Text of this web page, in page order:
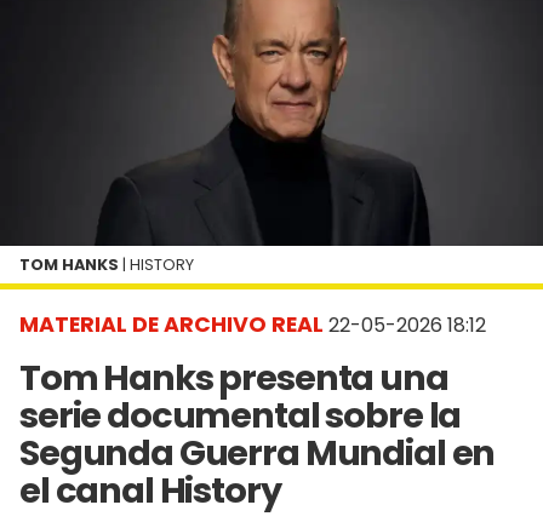
MATERIAL DE ARCHIVO REAL 22-05-2026 18:12
Tom Hanks presenta una
serie documental sobre la
Segunda Guerra Mundial en
el canal History
TOM HANKS | HISTORY